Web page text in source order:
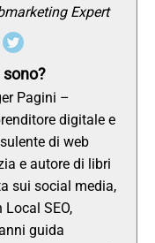
Expert
sono?
Pagini –
digitale e
di web
e autore di libri
sui social media,
SEO,
guida